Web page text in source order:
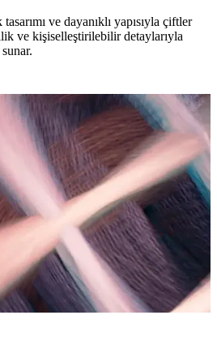
ve dayanıklı yapısıyla çiftler
ve kişiselleştirilebilir detaylarıyla